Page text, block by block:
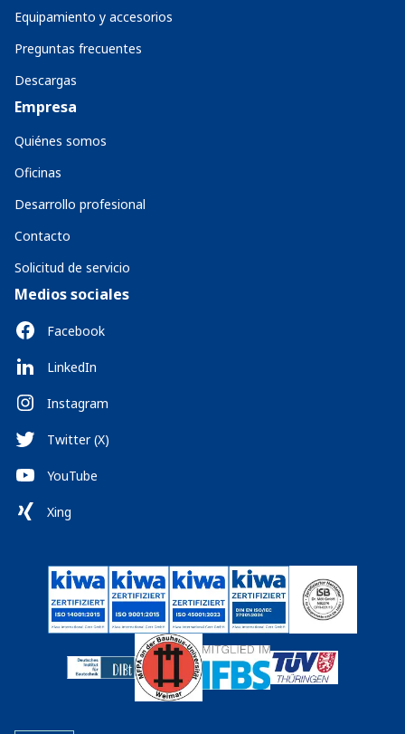
Equipamiento y accesorios
Preguntas frecuentes
Descargas
Empresa
Quiénes somos
Oficinas
Desarrollo profesional
Contacto
Solicitud de servicio
Medios sociales
Facebook
LinkedIn
Instagram
Twitter (X)
YouTube
Xing